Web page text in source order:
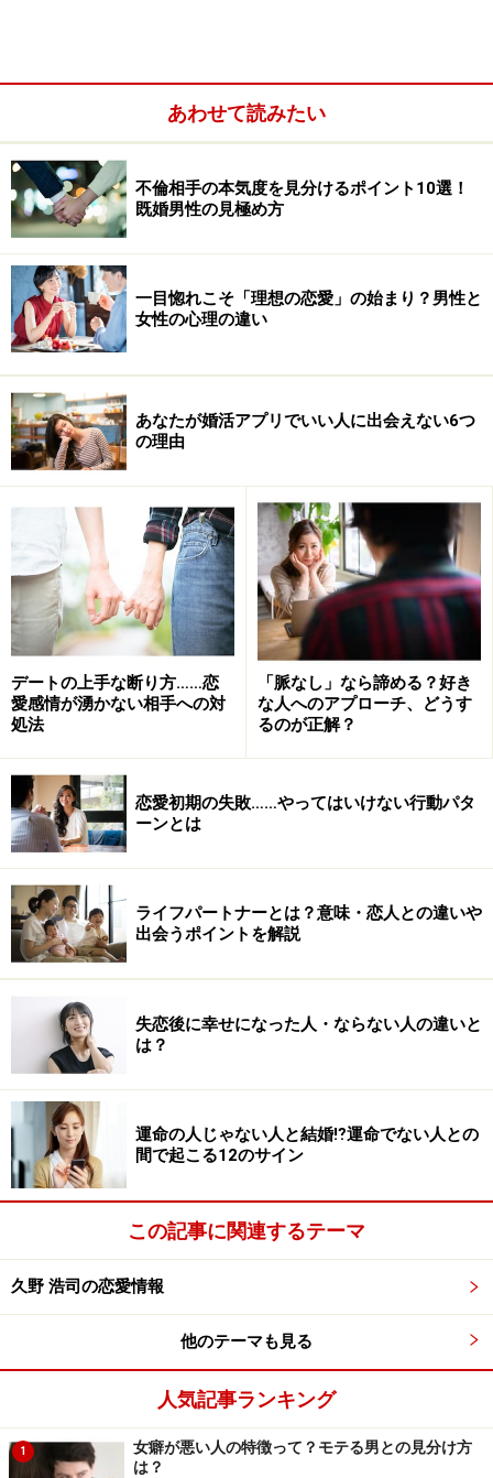
１.他に好きな女性ができてしまったので振る
２.ケンカが多くなって疲れた。もしくは、彼女の言動に
失望したので振る
１つめのようにモテる男性を彼氏にしてしまうと、他の
女性に取られてしまう危険性があります。モテる男性と
言っても、いわゆるオンナ好きで自らが積極的に動くモ
テ男の場合は非常に厄介です。
特にあなたが積極的に彼を追いかけて付き合い始めたカ
ップルの場合、このリスクが伴うパターンが多いです。
彼に対して好きなオーラを出せば出すほど、男は安心し
て他の女性へと目が向く場合があるからです。同じ振ら
れる場合でもこのケースが女性にとって一番、心のダメ
ージが残るのではないでしょうか。
2つめの大きな要因としては、付き合い始めてから女性
からの拘束や小言などが多くなって彼との関係がうまく
いかなくなってくる場合があります。
例えば、男性側の仕事が忙しい時期になかなか会えない
ことをしつこく追求したり、仕事の都合でデートがドタ
キャンされたことを女性が強く攻めてしまう話はよく聞
きます。このような状態が続くとせっかく付き合ってい
るのにケンカが多くなり、男性側も一緒にいてつまらな
い、辛いなどと女性と会うのをさらに避ける傾向にな
り、やがて最終的にはそれなら別れようという決断を下
します。
失恋後、心の傷がすぐに癒える女性・癒え
ない女性
気持ちを吹っ切るまでが長い女性もいるんです
女性は失恋すると元カレのことを引きずらない、とは言
われていますが、それは、あくまでも「立ち直ったあ
と」のお話です。
男性はもちろんですが、感情が豊かな女性の場合、失恋
後は前向きに気持ちを切り替えるのが難しく、しばらく
の間は男性不振になってしまい、なかなか心の傷が癒え
ない人は少なくありません。
あわせて読みたい
不倫相手の本気度を見分けるポイント10選！
既婚男性の見極め方
一目惚れこそ「理想の恋愛」の始まり？男性と
女性の心理の違い
あなたが婚活アプリでいい人に出会えない6つ
の理由
デートの上手な断り方……恋
愛感情が湧かない相手への対
処法
「脈なし」なら諦める？好き
な人へのアプローチ、どうす
るのが正解？
恋愛初期の失敗……やってはいけない行動パタ
ーンとは
ライフパートナーとは？意味・恋人との違いや
出会うポイントを解説
失恋後に幸せになった人・ならない人の違いと
は？
運命の人じゃない人と結婚⁉運命でない人との
間で起こる12のサイン
この記事に関連するテーマ
久野 浩司の恋愛情報
他のテーマも見る
人気記事ランキング
1
女癖が悪い人の特徴って？モテる男との見分け方
は？